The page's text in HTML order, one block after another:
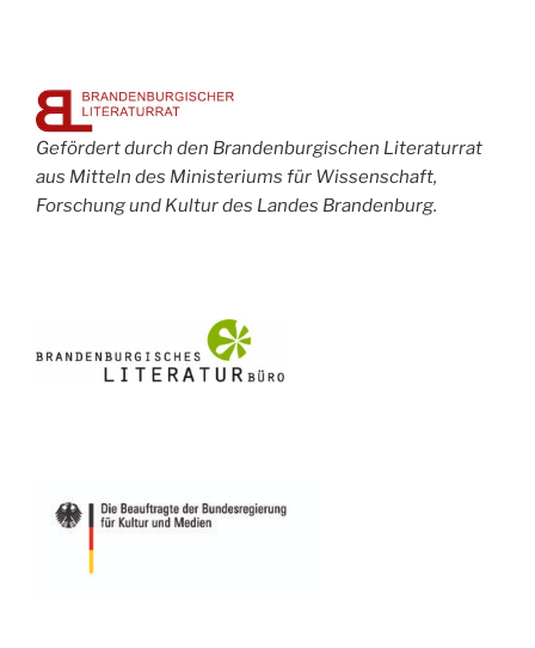
Gefördert durch den Brandenburgischen Literaturrat
aus Mitteln des Ministeriums für Wissenschaft,
Forschung und Kultur des Landes Brandenburg.